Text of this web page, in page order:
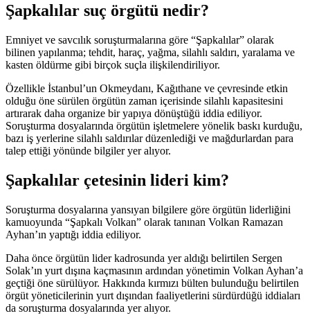
Şapkalılar suç örgütü nedir?
Emniyet ve savcılık soruşturmalarına göre “Şapkalılar” olarak
bilinen yapılanma; tehdit, haraç, yağma, silahlı saldırı, yaralama ve
kasten öldürme gibi birçok suçla ilişkilendiriliyor.
Özellikle İstanbul’un Okmeydanı, Kağıthane ve çevresinde etkin
olduğu öne sürülen örgütün zaman içerisinde silahlı kapasitesini
artırarak daha organize bir yapıya dönüştüğü iddia ediliyor.
Soruşturma dosyalarında örgütün işletmelere yönelik baskı kurduğu,
bazı iş yerlerine silahlı saldırılar düzenlediği ve mağdurlardan para
talep ettiği yönünde bilgiler yer alıyor.
Şapkalılar çetesinin lideri kim?
Soruşturma dosyalarına yansıyan bilgilere göre örgütün liderliğini
kamuoyunda “Şapkalı Volkan” olarak tanınan Volkan Ramazan
Ayhan’ın yaptığı iddia ediliyor.
Daha önce örgütün lider kadrosunda yer aldığı belirtilen Sergen
Solak’ın yurt dışına kaçmasının ardından yönetimin Volkan Ayhan’a
geçtiği öne sürülüyor. Hakkında kırmızı bülten bulunduğu belirtilen
örgüt yöneticilerinin yurt dışından faaliyetlerini sürdürdüğü iddiaları
da soruşturma dosyalarında yer alıyor.